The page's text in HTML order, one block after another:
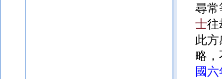
尋常
士往
此
略
國六